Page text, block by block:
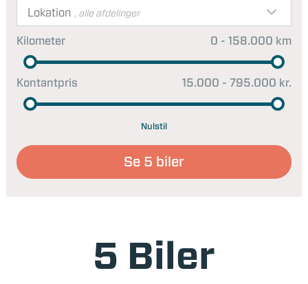
Kontantpris 15.000 - 795.000 kr.
Kilometer 0 - 158.000 km
Lokation , alle afdelinger
Nulstil
Se 5 biler
5 Biler